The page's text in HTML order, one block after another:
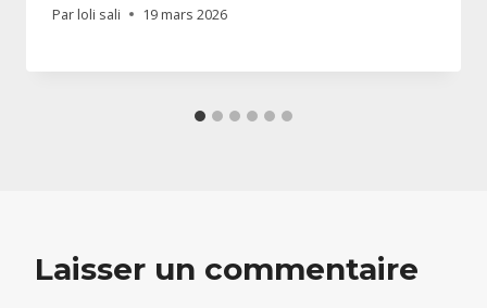
Parloli sali 19 mars 2026
Laisser un commentaire